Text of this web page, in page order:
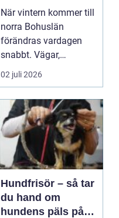
hela vintern
När vintern kommer till
norra Bohuslän
förändras vardagen
snabbt. Vägar,
uppfarter, parkeringar
och ...
02 juli 2026
Hundfrisör – så tar
du hand om
hundens päls på